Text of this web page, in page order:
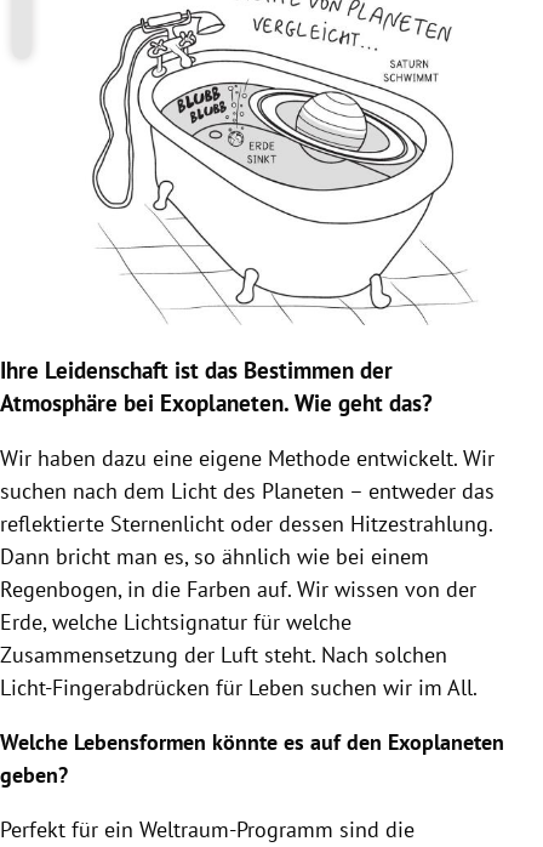
Ihre Leidenschaft ist das Bestimmen der
Atmosphäre bei Exoplaneten. Wie geht das?
Wir haben dazu eine eigene Methode entwickelt. Wir
suchen nach dem Licht des Planeten – entweder das
reflektierte Sternenlicht oder dessen Hitzestrahlung.
Dann bricht man es, so ähnlich wie bei einem
Regenbogen, in die Farben auf. Wir wissen von der
Erde, welche Lichtsignatur für welche
Zusammensetzung der Luft steht. Nach solchen
Licht-Fingerabdrücken für Leben suchen wir im All.
Welche Lebensformen könnte es auf den Exoplaneten
geben?
Perfekt für ein Weltraum-Programm sind die